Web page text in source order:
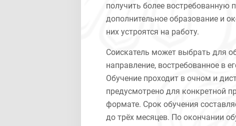
получить более востребованную
дополнительное образование и
них устроятся на работу.
Соискатель может выбрать для
направление, востребованное в
Обучение проходит в очном и
предусмотрено для конкретной
формате. Срок обучения
до трёх месяцев. По окончании